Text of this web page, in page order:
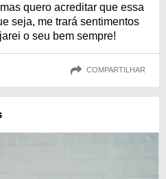
quero acreditar que essa
seja, me trará sentimentos
o seu bem sempre!
COMPARTILHAR